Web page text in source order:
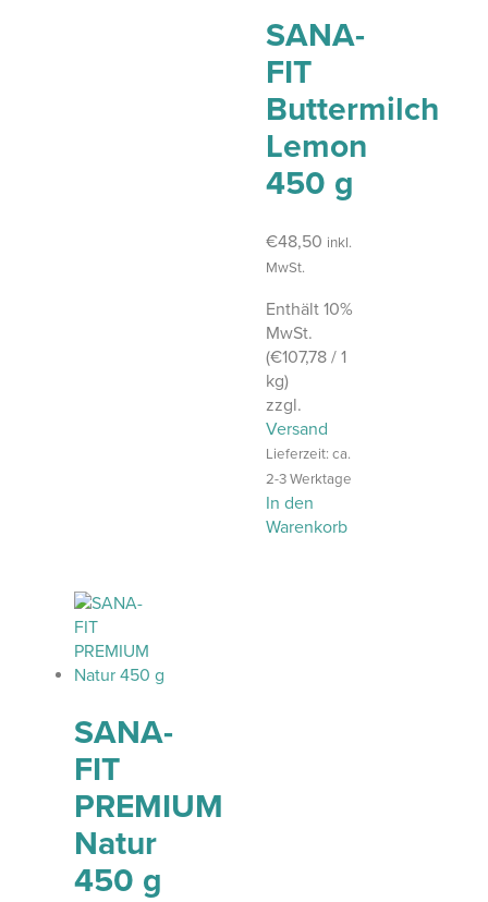
SANA-
FIT
Buttermilch
Lemon
450 g
€48,50 inkl.
MwSt.
Enthält 10%
MwSt.
(€107,78 / 1
kg)
zzgl.
Versand
Lieferzeit: ca.
2-3 Werktage
In den
Warenkorb
SANA-
FIT
PREMIUM
Natur
450 g